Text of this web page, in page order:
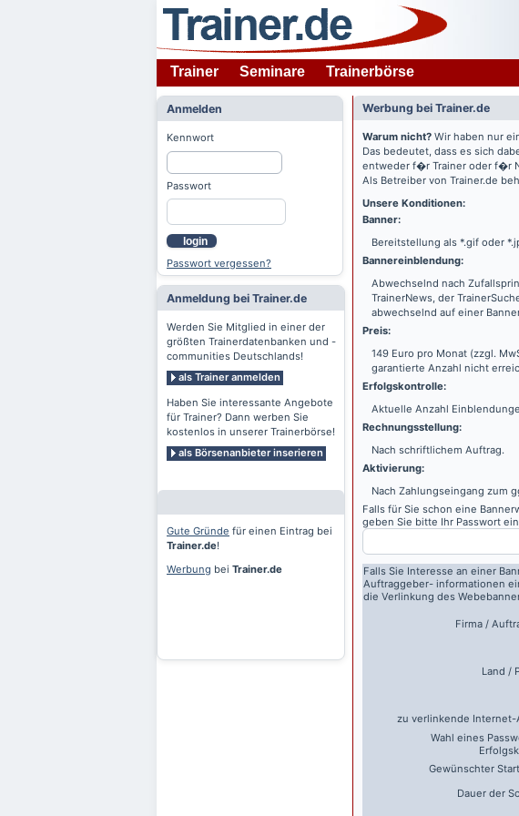
Trainer Seminare Trainerbörse
Anmelden
Kennwort
Passwort
login
Passwort vergessen?
Anmeldung bei Trainer.de
Werden Sie Mitglied in einer der
größten Trainerdatenbanken und -
communities Deutschlands!
als Trainer anmelden
Haben Sie interessante Angebote
für Trainer? Dann werben Sie
kostenlos in unserer Trainerbörse!
als Börsenanbieter inserieren
Gute Gründe für einen Eintrag bei
Trainer.de!
Werbung bei Trainer.de
Werbung bei Trainer.de
Warum nicht? Wir haben nur
Das bedeutet, dass es sich
entweder f�r Trainer oder f�r
Als Betreiber von Trainer.de
Unsere Konditionen:
Banner:
Bereitstellung als *.gif oder
Bannereinblendung:
Abwechselnd nach
TrainerNews, der
abwechselnd auf einer
Preis:
149 Euro pro Monat (zzgl.
garantierte Anzahl nicht
Erfolgskontrolle:
Aktuelle Anzahl
Rechnungsstellung:
Nach schriftlichem Auftrag.
Aktivierung:
Nach Zahlungseingang zum
Falls für Sie schon eine
geben Sie bitte Ihr Passwort
Falls Sie Interesse an einer
Auftraggeber- informationen
die Verlinkung des
Firma /
Land /
zu verlinkende Internet-
Wahl eines
Gewünschter
Dauer der